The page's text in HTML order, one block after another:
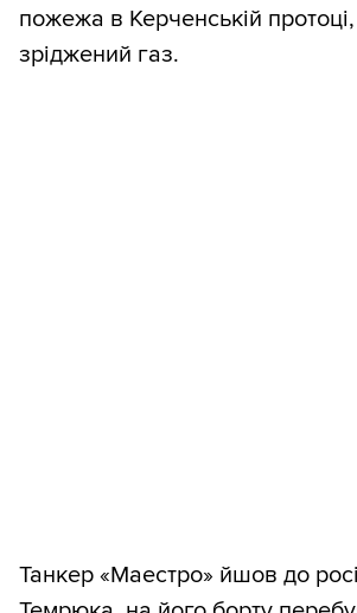
пожежа в Керченській
зріджений газ.
Танкер «Маестро» йшов до